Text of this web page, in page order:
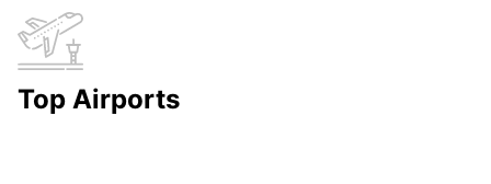
Top Airports